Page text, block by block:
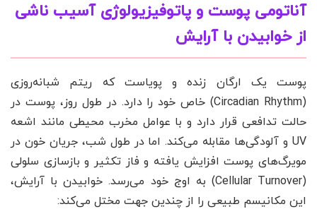
آناتومی پوست و پاتوفیزیولوژی آسیب ناشی
از خوابیدن با آرایش
پوست یک ارگان زنده و پویاست که ریتم شبانه‌روزی
(Circadian Rhythm) خاص خود را دارد. در طول روز، پوست در
حالت تدافعی قرار دارد و با عوامل مخرب محیطی مانند اشعه
UV و آلودگی‌ها مقابله می‌کند. اما در طول شب، جریان خون در
مویرگ‌های پوست افزایش یافته و فاز تکثیر و بازسازی سلولی
(Cellular Turnover) به اوج خود می‌رسد. خوابیدن با آرایش،
این مکانیسم طبیعی را از چندین جهت مختل می‌کند: